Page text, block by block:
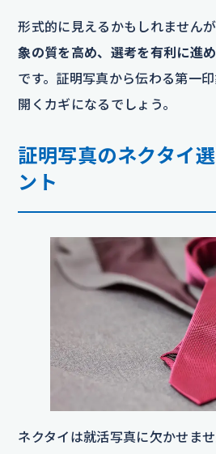
形式的に見えるかもしれませんが
象の質を高め、選考を有利に進
です。証明写真から伝わる第一
開くカギになるでしょう。
証明写真のネクタイ
ント
ネクタイは就活写真に欠かせま